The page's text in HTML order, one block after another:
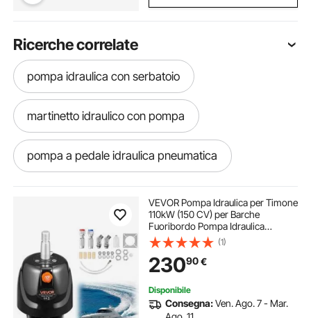
Ricerche correlate
pompa idraulica con serbatoio
martinetto idraulico con pompa
pompa a pedale idraulica pneumatica
martinetto per pompa idraulica
kit pompa idraulica elettrica
pompa idraulica 12v kit
pompa idraulica pressa
VEVOR Pompa Idraulica per Timone
110kW (150 CV) per Barche
Fuoribordo Pompa Idraulica
Timoneria con Pressione di
Esercizio max. 1000 PSI
Alloggiamento in Lega di Alluminio,
Valvola di Ritegno da Barca
(1)
23090€
Disponibile
Consegna:Ven. Ago. 7 - Mar.